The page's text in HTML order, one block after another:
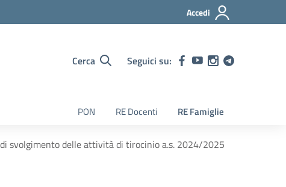
Accedi
Cerca Seguici su:
PON RE Docenti RE Famiglie
svolgimento delle attività di tirocinio a.s. 2024/2025